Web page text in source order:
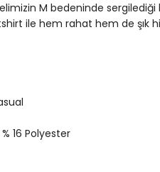
M bedeninde
ile hem rahat hem de şık
16 Polyester